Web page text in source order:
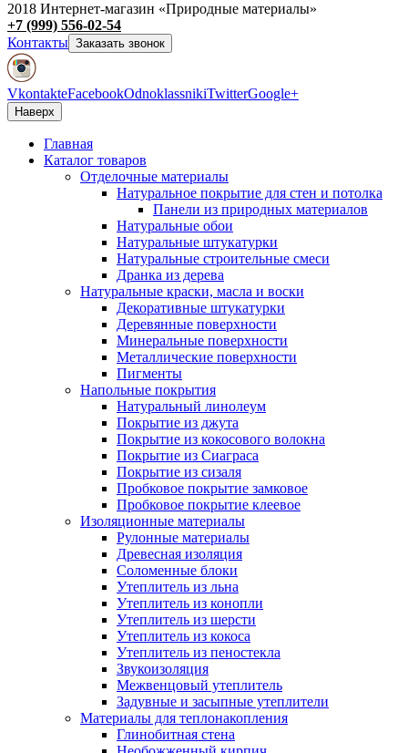
2018 Интернет-магазин «Природные материалы»
+7 (999) 556-02-54
Контакты Заказать звонок
VkontakteFacebookOdnoklassnikiTwitterGoogle+
Наверх
Главная
Каталог товаров
Отделочные материалы
Натуральное покрытие для стен и потолка
Панели из природных материалов
Натуральные обои
Натуральные штукатурки
Натуральные строительные смеси
Дранка из дерева
Натуральные краски, масла и воски
Декоративные штукатурки
Деревянные поверхности
Минеральные поверхности
Металлические поверхности
Пигменты
Напольные покрытия
Натуральный линолеум
Покрытие из джута
Покрытие из кокосового волокна
Покрытие из Сиаграса
Покрытие из сизаля
Пробковое покрытие замковое
Пробковое покрытие клеевое
Изоляционные материалы
Рулонные материалы
Древесная изоляция
Соломенные блоки
Утеплитель из льна
Утеплитель из конопли
Утеплитель из шерсти
Утеплитель из кокоса
Утеплитель из пеностекла
Звукоизоляция
Межвенцовый утеплитель
Задувные и засыпные утеплители
Материалы для теплонакопления
Глинобитная стена